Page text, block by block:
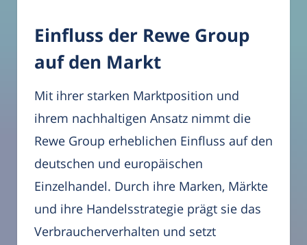
Einfluss der Rewe Group
auf den Markt
Mit ihrer starken Marktposition und
ihrem nachhaltigen Ansatz nimmt die
Rewe Group erheblichen Einfluss auf den
deutschen und europäischen
Einzelhandel. Durch ihre Marken, Märkte
und ihre Handelsstrategie prägt sie das
Verbraucherverhalten und setzt